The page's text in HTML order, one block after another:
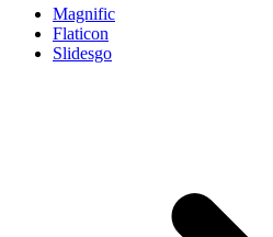
Magnific
Flaticon
Slidesgo